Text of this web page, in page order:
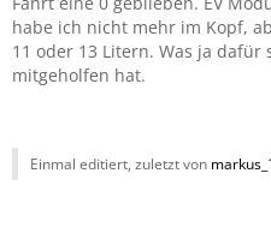
steht. Das hast du über die
"Spaß" hast, wird der Akku
Elektromotor mit dem
eine "0" im Display. Im
Akku während der Fahrt nur
habe ich nicht mehr im Kopf,
11 oder 13 Litern. Was ja dafür
mitgeholfen hat.
Einmal editiert, zuletzt von